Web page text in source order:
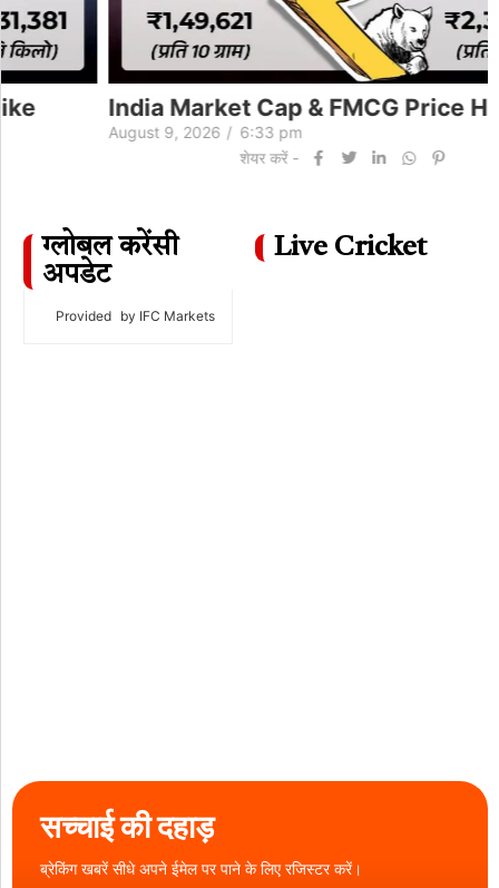
India Market Cap & FMCG Price Hike
August 9, 2026 / 6:33 pm
ग्लोबल करेंसी
अपडेट
Provided by IFC Markets
Live Cricket
सच्चाई की दहाड़
ब्रेकिंग खबरें सीधे अपने ईमेल पर पाने के लिए रजिस्टर करें।